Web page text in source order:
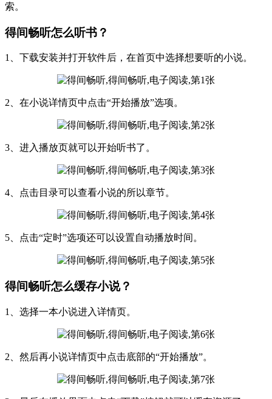
索。
得间畅听怎么听书？
1、下载安装并打开软件后，在首页中选择想要听的小说。
2、在小说详情页中点击“开始播放”选项。
3、进入播放页就可以开始听书了。
4、点击目录可以查看小说的所以章节。
5、点击“定时”选项还可以设置自动播放时间。
得间畅听怎么缓存小说？
1、选择一本小说进入详情页。
2、然后再小说详情页中点击底部的“开始播放”。